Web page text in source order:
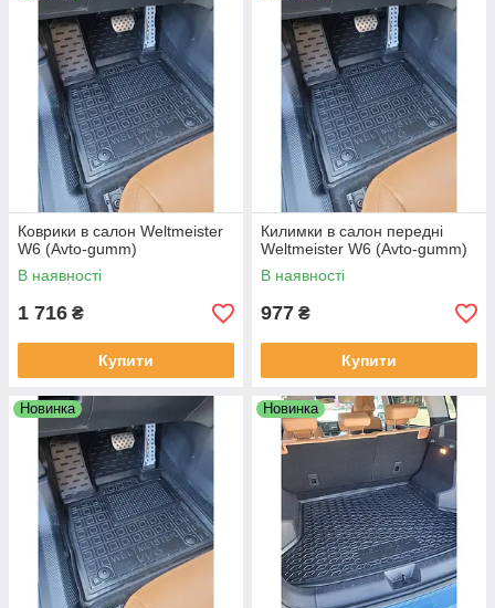
Коврики в салон Weltmeister
W6 (Avto-gumm)
В наявності
1 716 ₴
Купити
Килимки в салон передні
Weltmeister W6 (Avto-gumm)
В наявності
977 ₴
Купити
Новинка Новинка